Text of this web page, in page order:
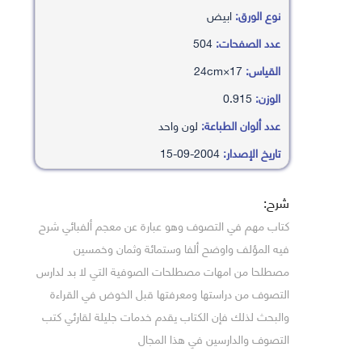
نوع الورق:ابيض
عدد الصفحات:
القياس:
الوزن:
عدد ألوان الطباعة: لون واحد
تاريخ الإصدار:
شرح:
كتاب مهم في التصوف وهو عبارة عن معجم ألفبائي شرح
فيه المؤلف واوضح ألفا وستمائة وثمان وخمسين
مصطلحا من امهات مصطلحات الصوفية التي لا بد لدارس
التصوف من دراستها ومعرفتها قبل الخوض في القراءة
والبحث لذلك فإن الكتاب يقدم خدمات جليلة لقارئي كتب
التصوف والدارسين في هذا المجال